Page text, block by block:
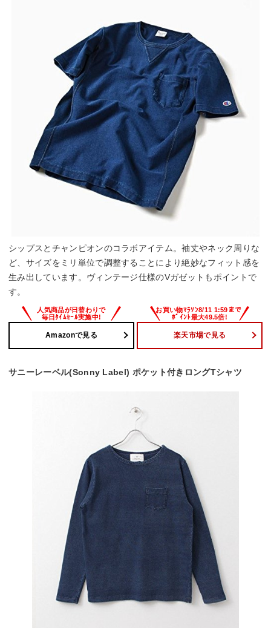
シップスとチャンピオンのコラボアイテム。袖丈やネック周りな
ど、サイズをミリ単位で調整することにより絶妙なフィット感を
生み出しています。ヴィンテージ仕様のVガゼットもポイントで
す。
Amazonで見る 楽天市場で見る
サニーレーベル(Sonny Label) ポケット付きロングTシャツ